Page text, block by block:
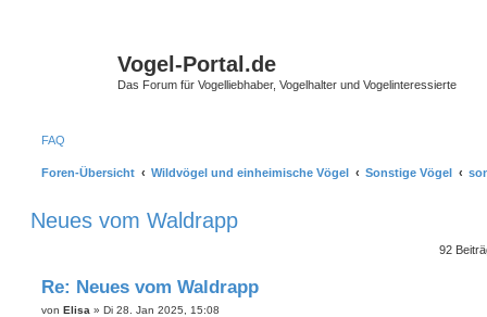
Vogel-Portal.de
Das Forum für Vogelliebhaber, Vogelhalter und Vogelinteressierte
FAQ
Foren-Übersicht Wildvögel und einheimische Vögel Sonstige Vögel
Neues vom Waldrapp
92
Re: Neues vom Waldrapp
B
von Elisa » Di 28. Jan 2025, 15:08